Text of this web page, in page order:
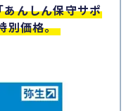
んしん保守サポ
別価格。